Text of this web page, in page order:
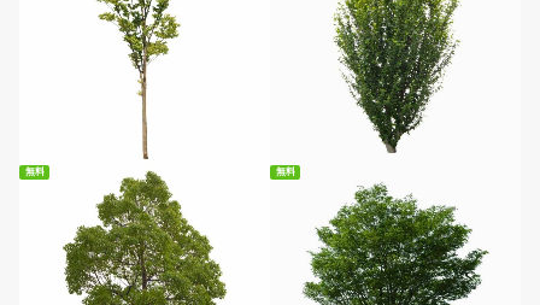
無料ダウンロード 無料ダウンロード
無料 無料